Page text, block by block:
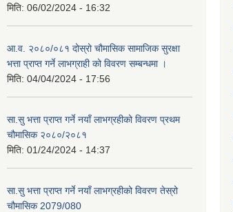
मिति: 06/02/2024 - 16:32
आ.व. २०८०/०८१ दोस्रो चौमासिक सामाजिक सुरक्षा
भत्ता प्राप्त गर्ने लाभग्राही को विवरण सम्बन्धमा ।
मिति: 04/04/2024 - 17:56
सा.सु भत्ता प्राप्त गर्ने नयाँ लाभग्रहीको विवरण प्रथम
चौमासिक २०८०/२०८१
मिति: 01/24/2024 - 14:37
सा.सु भत्ता प्राप्त गर्ने नयाँ लाभग्रहीको विवरण तेस्रो
चौमासिक 2079/080